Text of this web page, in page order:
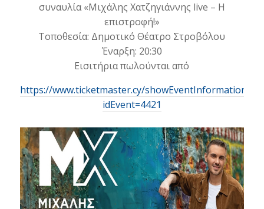
συναυλία «Μιχάλης Χατζηγιάννης live – Η
επιστροφή!»
Τοποθεσία: Δημοτικό Θέατρο Στροβόλου
Έναρξη: 20:30
Εισιτήρια πωλούνται από
https://www.ticketmaster.cy/
idEvent=4421